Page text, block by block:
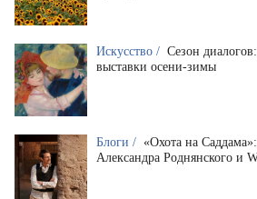
Искусство / Сезон
выставки осени-зимы
Блоги / «Охота на
Александра Роднянского и